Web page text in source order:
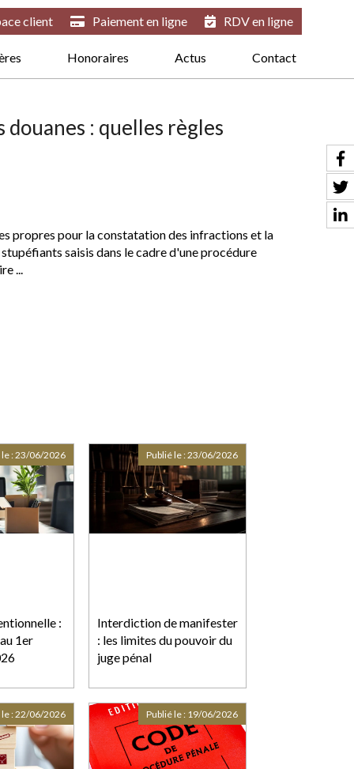
Honoraires Actus Contact
client Paiement en ligne RDV en ligne
douanes : quelles règles
propres pour la constatation des infractions et la
saisis dans le cadre d'une procédure
...
:
1er
:23/06/2026
Interdiction de manifester
: les limites du pouvoir du
juge pénal
Publié le :23/06/2026
:22/06/2026 Publié le : 19/06/2026